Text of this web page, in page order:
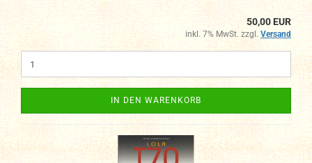
50,00 EUR
inkl. 7% MwSt. zzgl. Versand
IN DEN WARENKORB